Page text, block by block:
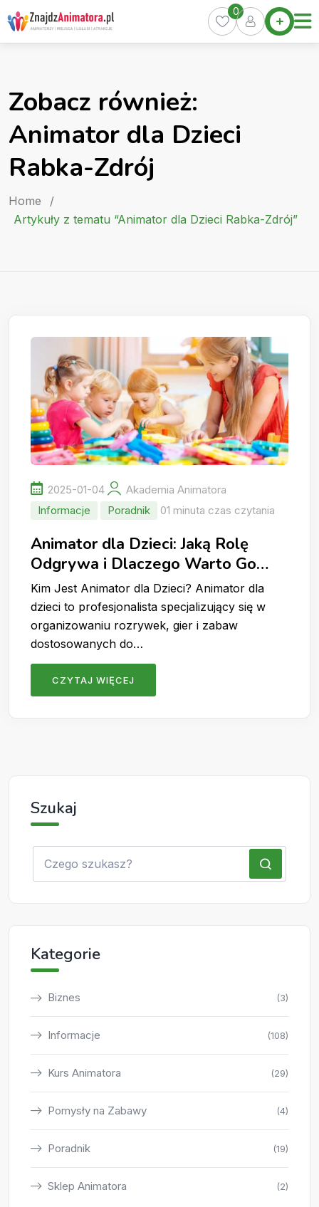
Skip
to
content
Home
Oferty
Kurs
0
Zobacz również:
Animator dla Dzieci
Rabka-Zdrój
Home
/
Artykuły z tematu “Animator dla Dzieci Rabka-Zdrój”
2025-01-04
Akademia Animatora
Informacje
Poradnik 01 minuta czas czytania
Animator dla Dzieci: Jaką Rolę
Odgrywa i Dlaczego Warto Go
Wynająć?
Kim Jest Animator dla Dzieci? Animator dla
dzieci to profesjonalista specjalizujący się w
organizowaniu rozrywek, gier i zabaw
dostosowanych do…
CZYTAJ WIĘCEJ
Szukaj
Kategorie
Biznes (3)
Informacje (108)
Kurs Animatora (29)
Pomysły na Zabawy (4)
Poradnik (19)
Sklep Animatora (2)